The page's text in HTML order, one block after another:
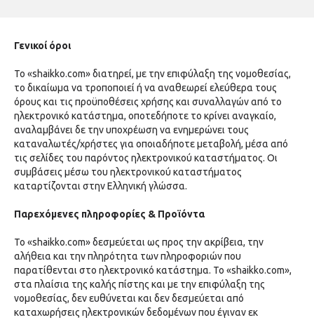
Γενικοί όροι
Το «shaikko.com» διατηρεί, με την επιφύλαξη της νομοθεσίας,
το δικαίωμα να τροποποιεί ή να αναθεωρεί ελεύθερα τoυς
όρους και τις προϋποθέσεις χρήσης και συναλλαγών από το
ηλεκτρονικό κατάστημα, οποτεδήποτε το κρίνει αναγκαίο,
αναλαμβάνει δε την υποχρέωση να ενημερώνει τους
καταναλωτές/χρήστες για οποιαδήποτε μεταβολή, μέσα από
τις σελίδες του παρόντος ηλεκτρονικού καταστήματος. Οι
συμβάσεις μέσω του ηλεκτρονικού καταστήματος
καταρτίζονται στην Ελληνική γλώσσα.
Παρεχόμενες πληροφορίες & Προϊόντα
Το «shaikko.com» δεσμεύεται ως προς την ακρίβεια, την
αλήθεια και την πληρότητα των πληροφοριών που
παρατίθενται στο ηλεκτρονικό κατάστημα. Το «shaikko.com»,
στα πλαίσια της καλής πίστης και με την επιφύλαξη της
νομοθεσίας, δεν ευθύνεται και δεν δεσμεύεται από
καταχωρήσεις ηλεκτρονικών δεδομένων που έγιναν εκ